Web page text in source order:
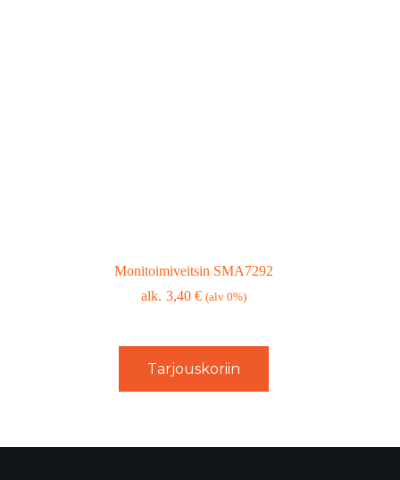
Monitoimiveitsin SMA7292
3,40€ (alv 0%)
Tarjouskoriin